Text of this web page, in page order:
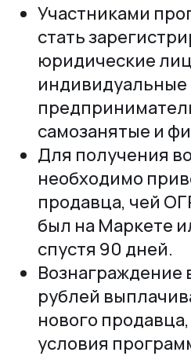
Участниками
стать
юридические
индивидуальные
самозанятые и
Для получения
необходимо
продавца, чей
был на Маркете
спустя 90 дней.
Вознаграждение
рублей
нового
условия